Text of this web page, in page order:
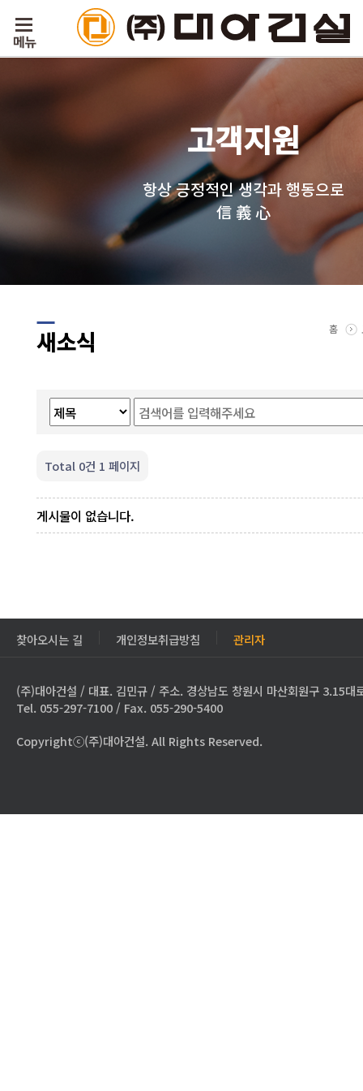
고객지원
항상 긍정적인 생각과 행동으로
信 義 心
새소식 홈
Total 0건 1 페이지
게시물이 없습니다.
찾아오시는 길 개인정보취급방침 관리자
(주)대아건설 / 대표. 김민규 / 주소. 경상남도 창원시 마산회원구 3.15대
Tel. 055-297-7100 / Fax. 055-290-5400
Copyrightⓒ(주)대아건설. All Rights Reserved.